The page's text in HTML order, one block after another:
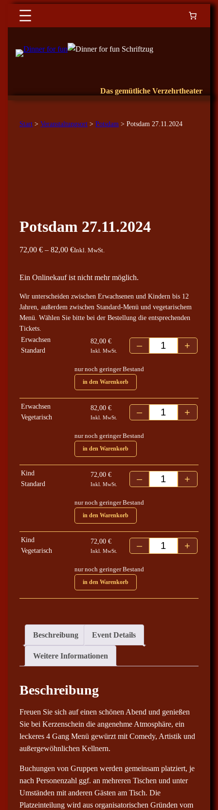
Das gemütliche Verzehrtheater
Start > Veranstaltungsort > Potsdam > Potsdam 27.11.2024
Potsdam 27.11.2024
72,00 € – 82,00 €P
e
s
s
p
e
0
s
2
€
Inkl. MwSt.
Ein Onlinekauf ist nicht mehr möglich.
Wir unterscheiden zwischen Erwachsenen und Kindern bis 12
Jahren, außerdem zwischen Standard-Menü und vegetarischem
Menü. Wählen Sie bitte bei der Bestellung die entsprechenden
Tickets.
Erwachsen
Standard
82,00 €
Inkl. MwSt. Potsdam
– +
nur noch geringer Bestand
in den Warenkorb
Erwachsen
Vegetarisch
82,00 €
Inkl. MwSt. Potsdam
– +
nur noch geringer Bestand
in den Warenkorb
Kind
Standard
72,00 €
Inkl. MwSt. Potsdam
– +
nur noch geringer Bestand
in den Warenkorb
Kind
Vegetarisch
72,00 €
Inkl. MwSt. Potsdam
– +
nur noch geringer Bestand
in den Warenkorb
Beschreibung Event Details
Weitere Informationen
Beschreibung
Freuen Sie sich auf einen schönen Abend und genießen
Sie bei Kerzenschein die angenehme Atmosphäre, ein
leckeres 4 Gang Menü gewürzt mit Comedy, Artistik und
außergewöhnlichen Kellnern.
Buchungen von Gruppen werden gemeinsam platziert, je
nach Personenzahl ggf. an mehreren Tischen und unter
Umständen mit anderen Gästen am Tisch. Die
Platzeinteilung wird aus organisatorischen Gründen vom